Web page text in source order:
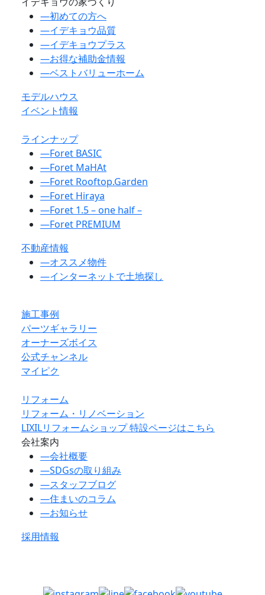
―初めての方へ
―イデキョウ品質
―イデキョウプラス
―お得な補助金情報
―ベストバリューホーム
モデルハウス
イベント情報
ラインナップ
―Foret BASIC
―Foret MaHAt
―Foret Rooftop.Garden
―Foret Hiraya
―Foret 1.5 – one half –
―Foret PREMIUM
不動産情報
―オススメ物件
―インターネットで土地探し
施工事例
パーツギャラリー
オーナーズボイス
公式チャンネル
マイピク
リフォーム
リフォーム・リノベーション
LIXILリフォームショップ 特設ページはこちら
会社案内
―会社概要
―SDGsの取り組み
―スタッフブログ
―住まいのコラム
―お知らせ
採用情報